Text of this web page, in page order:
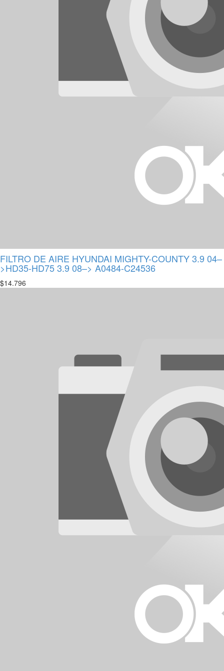
FILTRO DE AIRE HYUNDAI MIGHTY-COUNTY 3.9 04–
>HD35-HD75 3.9 08–> A0484-C24536
$14.796